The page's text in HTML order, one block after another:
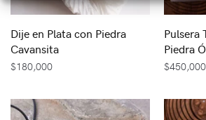
Dije en Plata con Piedra
Cavansita
$180,000
Pulsera
Piedra
$450,000